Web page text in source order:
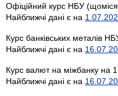
Офіційний курс НБУ
Найближчі дані є на
Курс банківських металів
Найближчі дані є на
Курс валют на міжбанку на
Найближчі дані є на